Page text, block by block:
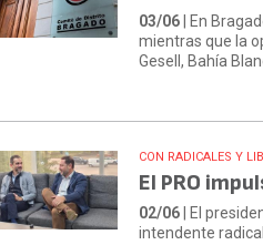
03/06 | En
mientras que la
Gesell, Bahía
CON RADICALES Y
El PRO
02/06 | El
intendente